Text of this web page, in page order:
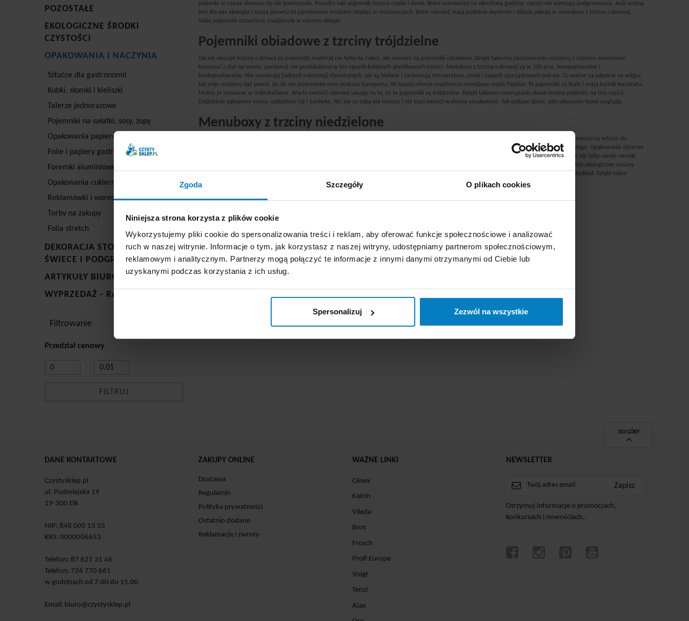
Zgoda Szczegóły O plikach cookies
Niniejsza strona korzysta z plików cookie
Wykorzystujemy pliki cookie do spersonalizowania treści i reklam, aby oferować funkcje społecznościowe i analizować
ruch w naszej witrynie. Informacje o tym, jak korzystasz z naszej witryny, udostępniamy partnerom społecznościowym,
reklamowym i analitycznym. Partnerzy mogą połączyć te informacje z innymi danymi otrzymanymi od Ciebie lub
uzyskanymi podczas korzystania z ich usług.
Spersonalizuj Zezwól na wszystkie
POZOSTAŁE
EKOLOGICZNE ŚRODKI
CZYSTOŚCI
OPAKOWANIA I NACZYNIA
Sztućce dla gastronomii
Kubki, słomki i kieliszki
Talerze jednorazowe
Pojemniki na sałatki, sosy, zupy
Opakowania papierowe
Folie i papiery gastronomiczne
Foremki aluminiowe
Opakowania cukiernicze
Reklamówki i woreczki
Torby na zakupy
Folia stretch
DEKORACJA STOŁU, SERWETKI,
ŚWIECE I PODGRZEWACZE
ARTYKUŁY BIUROWE
WYPRZEDAŻ - RABATY DO 50%
Filtrowanie
Przedział cenowy
-
jedzenie w czasie dowozu się nie pomieszało. Ponadto taki pojemnik trzyma ciepło i danie, które zamówimy na określoną godzinę, często nie wymaga podgrzewania. Jeśli ważna
jest dla nas ekologia i nasza planeta to zamówienia możemy składać w restauracjach, które również mają podobne myślenie i obiady pakują w menuboxy z trzciny cukrowej.
Takie pojemniki oczywiście znajdziecie w naszym sklepie.
Pojemniki obiadowe z tzrciny trójdzielne
Jak się okazuje trzcina cukrowa to znakomity materiał nie tylko na cukier, ale również na pojemniki obiadowe. Dzięki takiemu zastosowaniu możemy z czystym sumieniem
korzystać z dań na wynos, ponieważ nie produkujemy w ten sposób kolejnych plastikowych śmieci. Menuboxy z trzciny cukrowej są w 100 proc. kompostowalne i
biodegradowalne. Nie zawierają żadnych substancji chemicznych, nie są bielone i zachowują temperaturę, smak i zapach sporządzonych potraw. Co ważne są odporne na wilgoć,
tak więc możemy być pewni, że nic nie przecieknie nam podczas transportu. W naszej ofercie znajdziecie menuboxy marki Papstar. Te pojemniki są białe i mają kształt kwadratu.
Można je stosować w mikrofalówce. Warto zwrócić również uwagę na to, że te pojemniki są trójdzielne. Dzięki takiemu rozwiązaniu danie można podzielić na trzy części.
Oddzielnie pakujemy mięso, oddzielnie ryż i surówkę. Nic się ze sobą nie miesza i nie traci swoich walorów smakowych. Tak podane danie, zdecydowanie lepiej wygląda.
Menuboxy z trzciny niedzielone
Pamiętajmy, że nie zawsze potrzebujemy pojemnika z trzema przegródkami. Jeśli jesteśmy miłośnikami na przykład makaronów, to wtedy takie danie wystarczy włożyć do
menuboxa niedzielonego. Oczywiście takie pojemniki również znajdziecie w naszej ofercie. One również wykonane są z trzciny cukrowej i są koloru białego. Opakowanie zbiorcze
zawiera 25 lub 50 sztuk tego produktu. Zachęcamy Was do korzystania z naszej ekologicznej oferty opakowań jednorazowych. W ten sposób zmieniacie nie tylko swoje nawyki,
ale również macie wpływ na swoich klientów. Oni na pewno docenią Wasze starania i być może w swoim otoczeniu zaczną wprowadzać małymi krokami ekologiczne zmiany.
Pamiętajmy, że tak właśnie zaczyna się każdą, nawet najmniejszą rewolucję. Najpierw musimy ogarnąć swoje „podwórko”, aby inni mogli brać z nas przykład. Dzięki takim
metamorfozom nasza Planeta nie będzie cierpiała, a my będziemy mogli cieszyć się jej naturalnym bogactwem.
DO GÓRY
DANE KONTAKTOWE
Czystysklep.pl
ul. Podmiejska 19
19-300 Ełk
NIP: 848 000 13 33
KRS: 0000006653
Telefon: 87 621 31 46
Telefon: 726 770 661
w godzinach od 7.00 do 15.00
Email: biuro@czystysklep.pl
ZAKUPY ONLINE
Dostawa
Regulamin
Polityka prywatności
Ostatnio dodane
Reklamacje i zwroty
WAŻNE LINKI
Clinex
Katrin
Vileda
Bros
Frosch
Profi Europe
Voigt
Tenzi
Ajax
NEWSLETTER
Otrzymuj informacje o promocjach,
konkursach i nowościach..